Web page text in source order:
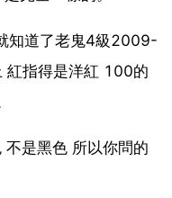
知道了老鬼4級2009-
紅指得是洋紅 100的
是黑色 所以你問的